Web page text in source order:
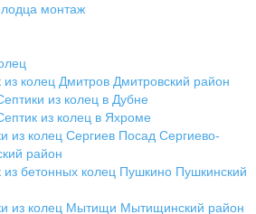
монтаж
из колец Дмитров Дмитровский район
из колец в Дубне
из колец в Яхроме
из колец Сергиев Посад Сергиево-
район
из бетонных колец Пушкино Пушкинский
из колец Мытищи Мытищинский район